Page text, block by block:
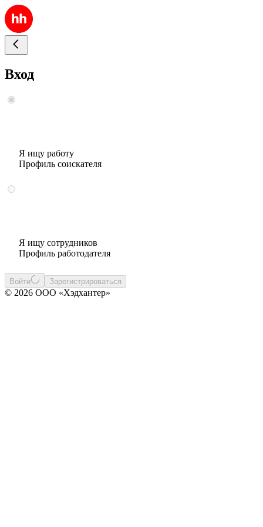
Вход
Я ищу работу
Профиль соискателя
Я ищу сотрудников
Профиль работодателя
Войти Зарегистрироваться
© 2026 ООО «Хэдхантер»